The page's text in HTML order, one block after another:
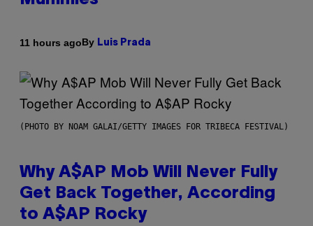
11 hours agoBy Luis Prada
(PHOTO BY NOAM GALAI/GETTY IMAGES FOR TRIBECA FESTIVAL)
Why A$AP Mob Will Never Fully
Get Back Together, According
to A$AP Rocky